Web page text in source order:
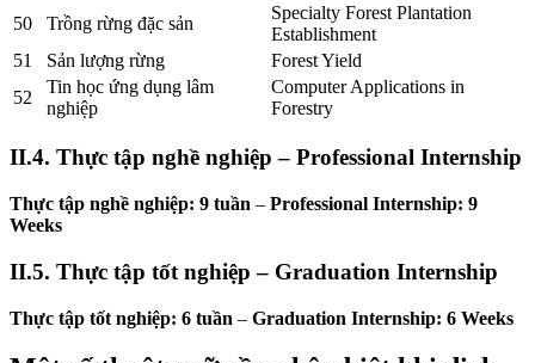
50
Trồng rừng đặc sản
Specialty Forest Plantation
Establishment
51
Sản lượng rừng
Forest Yield
52
Tin học ứng dụng lâm
nghiệp
Computer Applications in
Forestry
II.4. Thực tập nghề nghiệp – Professional Internship
Thực tập nghề nghiệp: 9 tuần – Professional Internship: 9
Weeks
II.5. Thực tập tốt nghiệp – Graduation Internship
Thực tập tốt nghiệp: 6 tuần – Graduation Internship: 6 Weeks